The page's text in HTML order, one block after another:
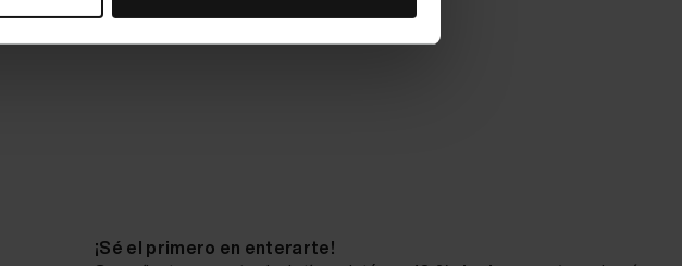
¡Sé el primero en enterarte!